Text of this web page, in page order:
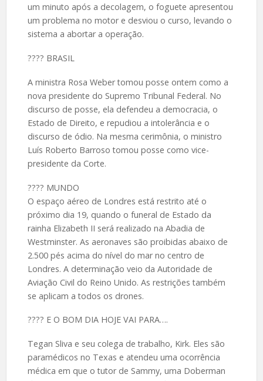
um minuto após a decolagem, o foguete apresentou
um problema no motor e desviou o curso, levando o
sistema a abortar a operação.
????️ BRASIL
A ministra Rosa Weber tomou posse ontem como a
nova presidente do Supremo Tribunal Federal. No
discurso de posse, ela defendeu a democracia, o
Estado de Direito, e repudiou a intolerância e o
discurso de ódio. Na mesma cerimônia, o ministro
Luís Roberto Barroso tomou posse como vice-
presidente da Corte.
????️ MUNDO
O espaço aéreo de Londres está restrito até o
próximo dia 19, quando o funeral de Estado da
rainha Elizabeth II será realizado na Abadia de
Westminster. As aeronaves são proibidas abaixo de
2.500 pés acima do nível do mar no centro de
Londres. A determinação veio da Autoridade de
Aviação Civil do Reino Unido. As restrições também
se aplicam a todos os drones.
????️ E O BOM DIA HOJE VAI PARA….
Tegan Sliva e seu colega de trabalho, Kirk. Eles são
paramédicos no Texas e atendeu uma ocorrência
médica em que o tutor de Sammy, uma Doberman